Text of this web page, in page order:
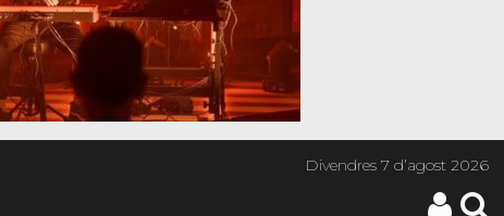
Divendres7 d’agost 2026